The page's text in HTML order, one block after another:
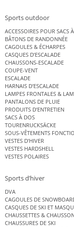
Sports outdoor
ACCESSOIRES POUR SACS
BÂTONS DE RANDONNÉE
CAGOULES & ÉCHARPES
CASQUES D’ESCALADE
CHAUSSONS-ESCALADE
COUPE-VENT
ESCALADE
HARNAIS D’ESCALADE
LAMPES FRONTALES &
PANTALONS DE PLUIE
PRODUITS D’ENTRETIEN
SACS À DOS
TOURENRUCKSÄCKE
SOUS-VÊTEMENTS
VESTES D’HIVER
VESTES HARDSHELL
VESTES POLAIRES
Sports d’hiver
DVA
CAGOULES DE
CASQUES DE SKI ET
CHAUSSETTES &
CHAUSSURES DE SKI